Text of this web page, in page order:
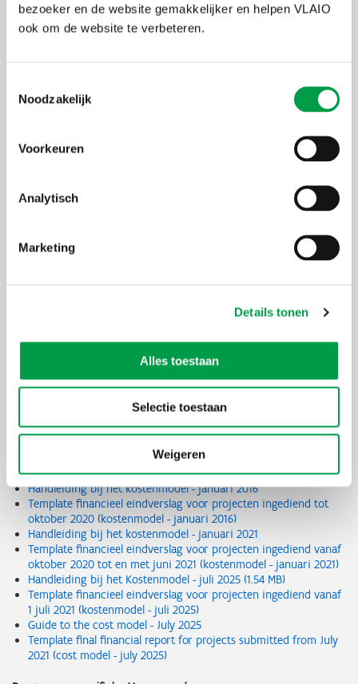
bezoeker en de website gemakkelijker en helpen VLAIO
ook om de website te verbeteren.
Noodzakelijk
Voorkeuren
Analytisch
Marketing
Details tonen
Alles toestaan
Selectie toestaan
Weigeren
begeleidingsgroep te bevragen naar hun interesse,
noden, verwachtingen en tevredenheid over het
voorschotten worden uitbetaald na vervulling van
de noodzakelijke voorwaarden, zoals voorzien in
Toelichting uitvoering en opvolging – versie april 2021
Template voortgangs-eindverslag – versie april 2021
Financieel verslag en kostenmodel:
Handleiding bij het kostenmodel - januari 2016
Template financieel eindverslag voor projecten ingediend tot
oktober 2020 (kostenmodel - januari 2016)
Handleiding bij het kostenmodel - januari 2021
Template financieel eindverslag voor projecten ingediend vanaf
oktober 2020 tot en met juni 2021 (kostenmodel - januari 2021)
Handleiding bij het Kostenmodel - juli 2025 (1.54 MB)
Template financieel eindverslag voor projecten ingediend vanaf
1 juli 2021 (kostenmodel - juli 2025)
Guide to the cost model - July 2025
Template final financial report for projects submitted from July
2021 (cost model - july 2025)